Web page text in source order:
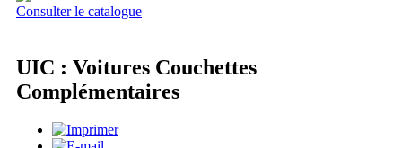
Consulter le catalogue
UIC : Voitures Couchettes
Complémentaires